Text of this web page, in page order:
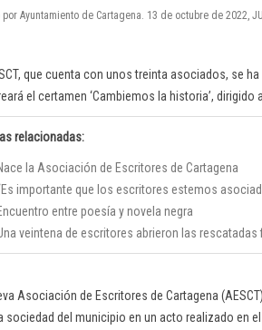
por Ayuntamiento de Cartagena. 13 de octubre de 2022,
que cuenta con unos treinta asociados, se
el certamen ‘Cambiemos la historia’,
relacionadas:
la Asociación de Escritores de Cartagena
importante que los escritores estemos
entre poesía y novela negra
veintena de escritores abrieron las
Asociación de Escritores de Cartagena
sociedad del municipio en un acto realizado en